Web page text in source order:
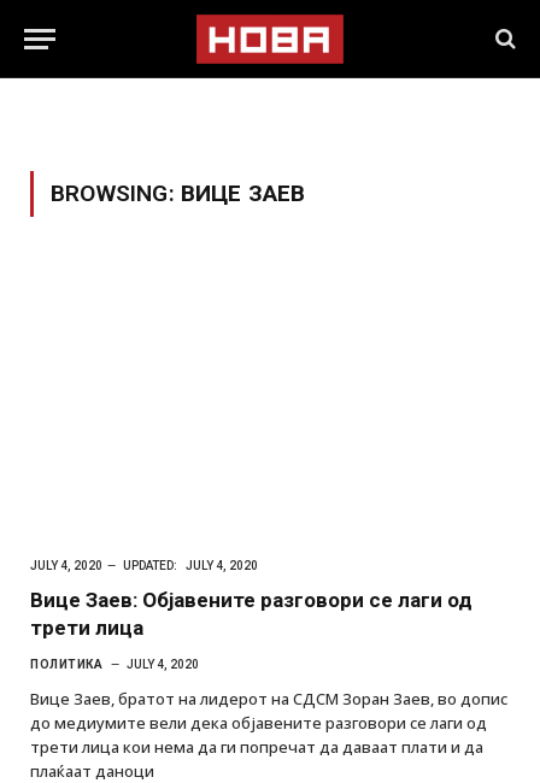
BROWSING: ВИЦЕ ЗАЕВ
JULY 4, 2020 UPDATED: JULY 4, 2020
Вице Заев: Објавените разговори се лаги од
трети лица
ПОЛИТИКА JULY 4, 2020
Вице Заев, братот на лидерот на СДСМ Зоран Заев, во допис
до медиумите вели дека објавените разговори се лаги од
трети лица кои нема да ги попречат да даваат плати и да
плаќаат даноци